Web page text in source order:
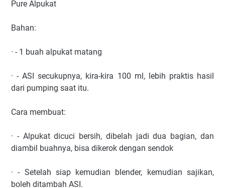
Pure Alpukat
Bahan:
· - 1 buah alpukat matang
· - ASI secukupnya, kira-kira 100 ml, lebih praktis hasil
dari pumping saat itu.
Cara membuat:
· - Alpukat dicuci bersih, dibelah jadi dua bagian, dan
diambil buahnya, bisa dikerok dengan sendok
· - Setelah siap kemudian blender, kemudian sajikan,
boleh ditambah ASI.